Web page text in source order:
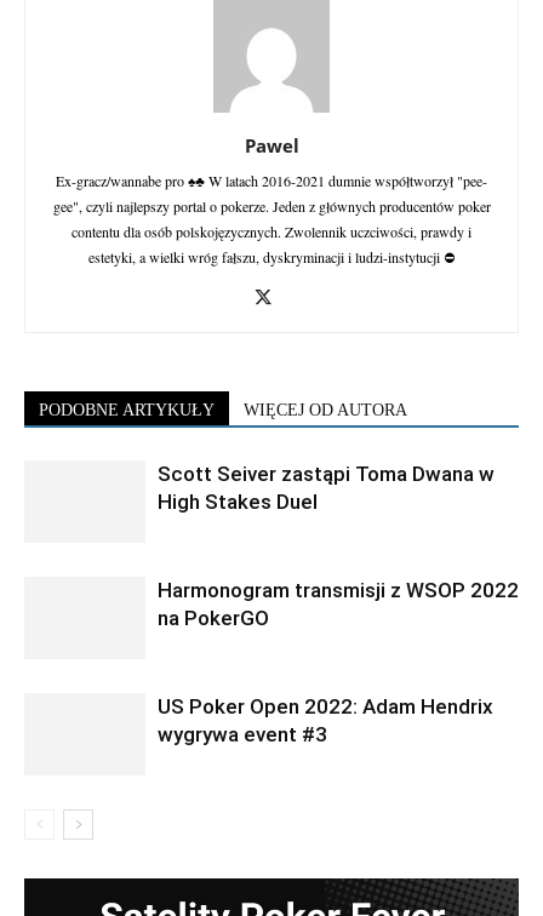
Pawel
Ex-gracz/wannabe pro ♠♣ W latach 2016-2021 dumnie współtworzył "pee-
gee", czyli najlepszy portal o pokerze. Jeden z głównych producentów poker
contentu dla osób polskojęzycznych. Zwolennik uczciwości, prawdy i
estetyki, a wielki wróg fałszu, dyskryminacji i ludzi-instytucji ⛔
PODOBNE ARTYKUŁY WIĘCEJ OD AUTORA
Scott Seiver zastąpi Toma Dwana w
High Stakes Duel
Harmonogram transmisji z WSOP 2022
na PokerGO
US Poker Open 2022: Adam Hendrix
wygrywa event #3